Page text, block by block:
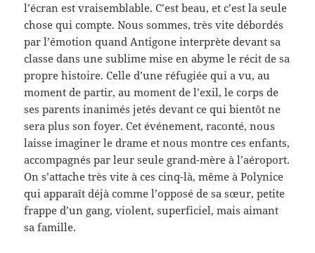
l’écran est vraisemblable. C’est beau, et c’est la seule
chose qui compte. Nous sommes, très vite débordés
par l’émotion quand Antigone interprète devant sa
classe dans une sublime mise en abyme le récit de sa
propre histoire. Celle d’une réfugiée qui a vu, au
moment de partir, au moment de l’exil, le corps de
ses parents inanimés jetés devant ce qui bientôt ne
sera plus son foyer. Cet événement, raconté, nous
laisse imaginer le drame et nous montre ces enfants,
accompagnés par leur seule grand-mère à l’aéroport.
On s’attache très vite à ces cinq-là, même à Polynice
qui apparaît déjà comme l’opposé de sa sœur, petite
frappe d’un gang, violent, superficiel, mais aimant
sa famille.